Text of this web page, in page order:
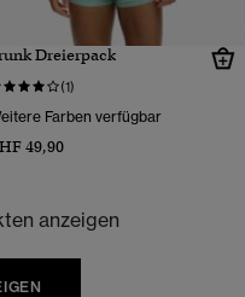
Dreierpack
(1)
Farben verfügbar
49,90
anzeigen